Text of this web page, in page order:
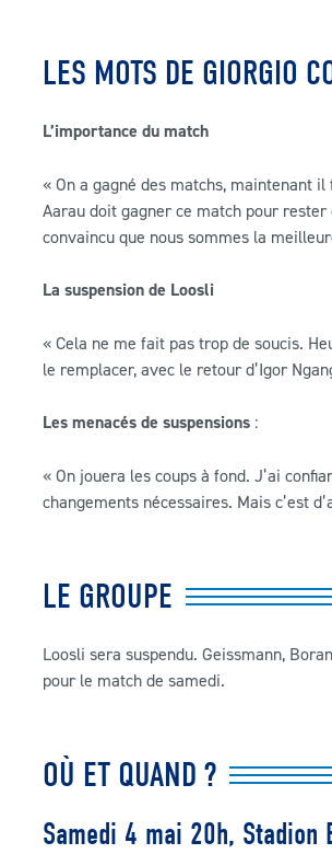
LES MOTS DE GIORGIO
L’importance du match
« On a gagné des matchs, maintenant
Aarau doit gagner ce match pour
convaincu que nous sommes la
La suspension de Loosli
« Cela ne me fait pas trop de soucis.
le remplacer, avec le retour d’Igor
Les menacés de suspensions :
« On jouera les coups à fond. J’ai
changements nécessaires. Mais c’est
LE GROUPE
Loosli sera suspendu. Geissmann,
pour le match de samedi.
OÙ ET QUAND ?
Samedi 4 mai 20h, Stadion